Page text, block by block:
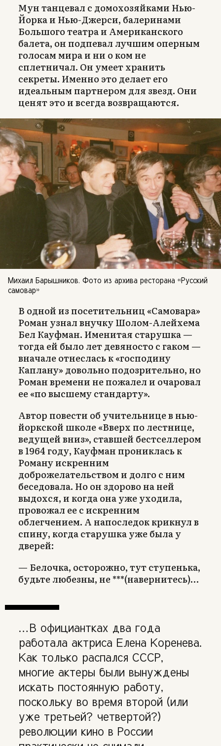
Мун танцевал с домохозяйками Нью-
Йорка и Нью-Джерси, балеринами
Большого театра и Американского
балета, он подпевал лучшим оперным
голосам мира и ни о ком не
сплетничал. Он умеет хранить
секреты. Именно это делает его
идеальным партнером для звезд. Они
ценят это и всегда возвращаются.
Михаил Барышников. Фото из архива ресторана «Русский
самовар»
В одной из посетительниц «Самовара»
Роман узнал внучку Шолом-Алейхема
Бел Кауфман. Именитая старушка —
тогда ей было лет девяносто с гаком —
вначале отнеслась к «господину
Каплану» довольно подозрительно, но
Роман времени не пожалел и очаровал
ее «по высшему стандарту».
Автор повести об учительнице в нью-
йоркской школе «Вверх по лестнице,
ведущей вниз», ставшей бестселлером
в 1964 году, Кауфман прониклась к
Роману искренним
доброжелательством и долго с ним
беседовала. Но он здорово на ней
выдохся, и когда она уже уходила,
провожал ее с искренним
облегчением. А напоследок крикнул в
спину, когда старушка уже была у
дверей:
— Белочка, осторожно, тут ступенька,
будьте любезны, не ***(навернитесь)…
…В официантках два года
работала актриса Елена Коренева.
Как только распался СССР,
многие актеры были вынуждены
искать постоянную работу,
поскольку во время второй (или
уже третьей? четвертой?)
революции кино в России